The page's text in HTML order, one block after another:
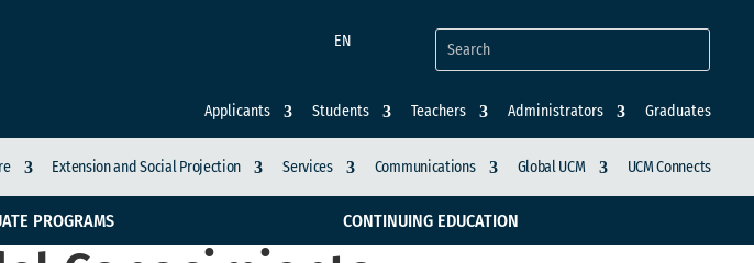
EN
Applicants Students Teachers Administrators Graduates
Extension and Social Projection Services Communications Global UCM UCM Connects
PROGRAMS CONTINUING EDUCATION